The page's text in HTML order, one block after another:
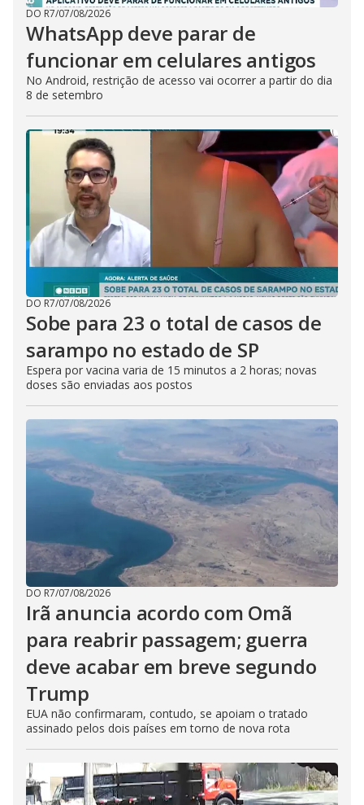
DO R7/07/08/2026
WhatsApp deve parar de
funcionar em celulares antigos
No Android, restrição de acesso vai ocorrer a partir do dia
8 de setembro
DO R7/07/08/2026
Sobe para 23 o total de casos de
sarampo no estado de SP
Espera por vacina varia de 15 minutos a 2 horas; novas
doses são enviadas aos postos
DO R7/07/08/2026
Irã anuncia acordo com Omã
para reabrir passagem; guerra
deve acabar em breve segundo
Trump
EUA não confirmaram, contudo, se apoiam o tratado
assinado pelos dois países em torno de nova rota